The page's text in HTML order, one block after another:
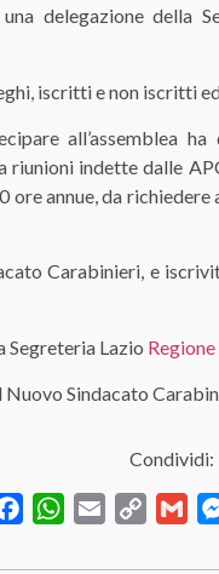
delegazione della
iscritti e non iscritti
all’assemblea
indette dalle
annue, da
Carabinieri, e
Segreteria Lazio
Nuovo Sindacato
Condividi:
FacebookWhatsApp
Email
Copy